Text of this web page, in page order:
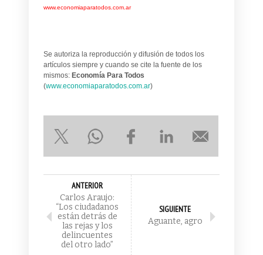
www.economiaparatodos.com.ar
Se autoriza la reproducción y difusión de todos los
artículos siempre y cuando se cite la fuente de los
mismos: Economía Para Todos
(www.economiaparatodos.com.ar)
ANTERIOR
Carlos Araujo:
“Los ciudadanos
están detrás de
las rejas y los
delincuentes
del otro lado”
SIGUIENTE
Aguante, agro